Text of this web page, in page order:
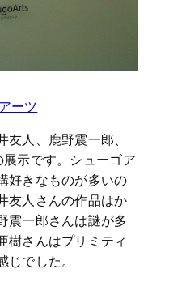
ーツ
人、鹿野震一郎、
示です。シューゴア
好きなものが多いの
友人さんの作品はか
震一郎さんは謎が多
樹さんはプリミティ
でした。